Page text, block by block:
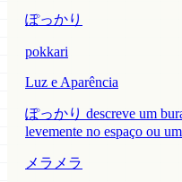
ぽっかり
pokkari
Luz e Aparência
ぽっかり descreve um
levemente no espaço ou
メラメラ